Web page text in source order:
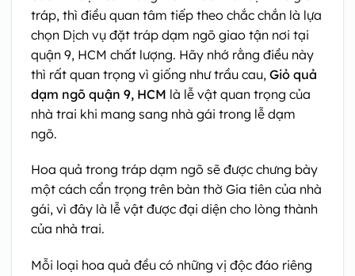
tráp, thì điều quan tâm tiếp theo chắc chắn là lựa
chọn Dịch vụ đặt tráp dạm ngõ giao tận nơi tại
quận 9, HCM chất lượng. Hãy nhớ rằng điều này
thì rất quan trọng vì giống như trầu cau, Giỏ quả
dạm ngõ quận 9, HCM là lễ vật quan trọng của
nhà trai khi mang sang nhà gái trong lễ dạm
ngõ.
Hoa quả trong tráp dạm ngõ sẽ được chưng bày
một cách cẩn trọng trên bàn thờ Gia tiên của nhà
gái, vì đây là lễ vật được đại diện cho lòng thành
của nhà trai.
Mỗi loại hoa quả đều có những vị độc đáo riêng